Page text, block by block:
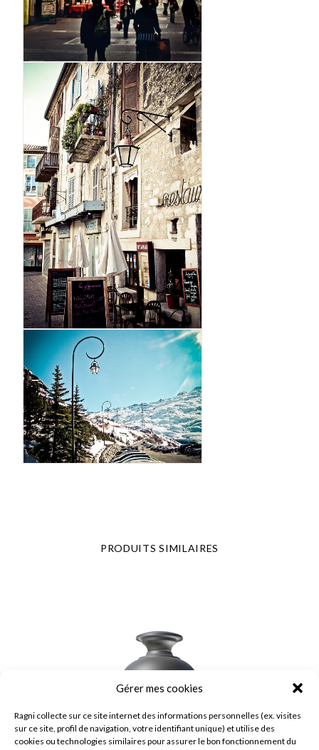
Gérer mes cookies
Ragni collecte sur ce site internet des informations personnelles (ex. visites
sur ce site, profil de navigation, votre identifiant unique) et utilise des
cookies ou technologies similaires pour assurer le bon fonctionnement du
PRODUITS SIMILAIRES